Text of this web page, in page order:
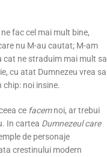
fac cel mai mult bine,
nu M-au cautat; M-am
cat ne straduim mai mult sa
cu atat Dumnezeu vrea sa
chip: noi insine.
ce facemnoi, ar trebui
In cartea Dumnezeul care
de personaje
crestinului modern